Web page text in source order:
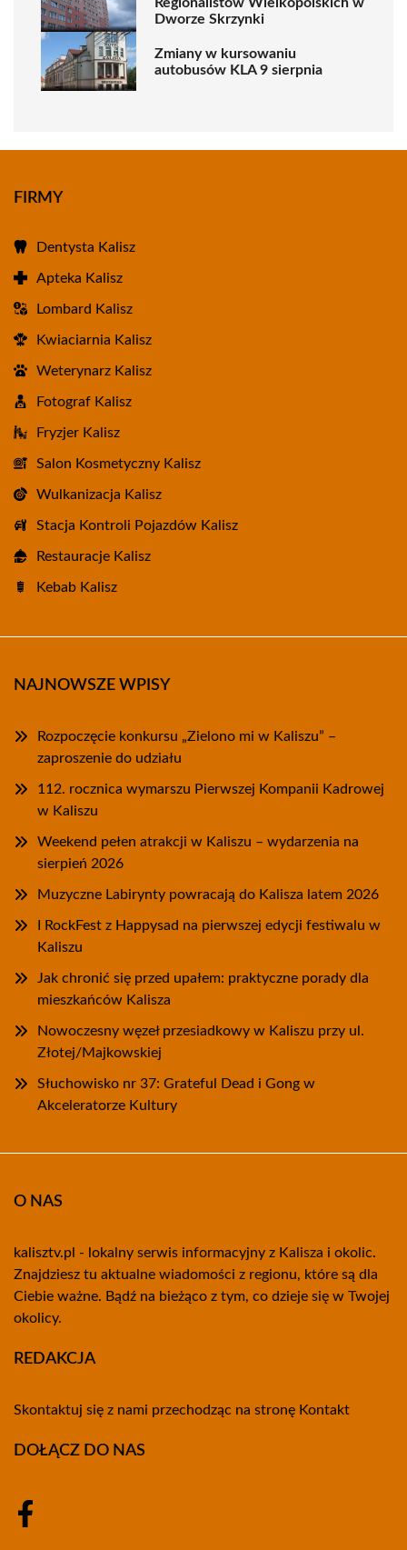
Dworze Skrzynki
Zmiany w kursowaniu
autobusów KLA 9 sierpnia
FIRMY
Dentysta Kalisz
Apteka Kalisz
Lombard Kalisz
Kwiaciarnia Kalisz
Weterynarz Kalisz
Fotograf Kalisz
Fryzjer Kalisz
Salon Kosmetyczny Kalisz
Wulkanizacja Kalisz
Stacja Kontroli Pojazdów Kalisz
Restauracje Kalisz
Kebab Kalisz
NAJNOWSZE WPISY
Rozpoczęcie konkursu „Zielono mi w Kaliszu” –
zaproszenie do udziału
112. rocznica wymarszu Pierwszej Kompanii Kadrowej
w Kaliszu
Weekend pełen atrakcji w Kaliszu – wydarzenia na
sierpień 2026
Muzyczne Labirynty powracają do Kalisza latem 2026
I RockFest z Happysad na pierwszej edycji festiwalu w
Kaliszu
Jak chronić się przed upałem: praktyczne porady dla
mieszkańców Kalisza
Nowoczesny węzeł przesiadkowy w Kaliszu przy ul.
Złotej/Majkowskiej
Słuchowisko nr 37: Grateful Dead i Gong w
Akceleratorze Kultury
O NAS
kalisztv.pl - lokalny serwis informacyjny z Kalisza i okolic.
Znajdziesz tu aktualne wiadomości z regionu, które są dla
Ciebie ważne. Bądź na bieżąco z tym, co dzieje się w Twojej
okolicy.
REDAKCJA
Skontaktuj się z nami przechodząc na stronę Kontakt
DOŁĄCZ DO NAS